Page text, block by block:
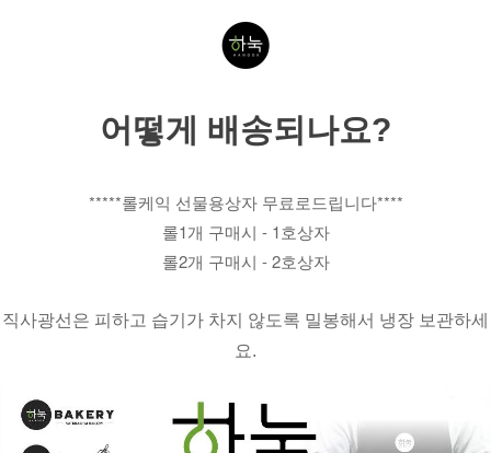
어떻게 배송되나요?
*****롤케익 선물용상자 무료로드립니다****
롤1개 구매시 - 1호상자
롤2개 구매시 - 2호상자
직사광선은 피하고 습기가 차지 않도록 밀봉해서 냉장 보관하세
요.